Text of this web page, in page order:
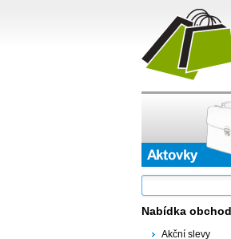
Nabídka
Akční slevy